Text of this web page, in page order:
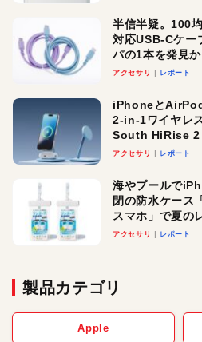
半信半疑。100
対応USB-Cケー
パの1本を発見か
アクセサリ レポート
iPhoneと
2-in-1ワイヤレ
South HiRise 2
ースでおしゃれ
アクセサリ レポート
海やプールで
閉の防水ケース
スマホ」で夏の
アクセサリ レポート
製品カテゴリ
Apple